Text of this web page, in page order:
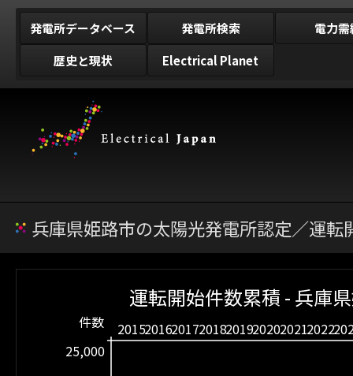
発電所データベース 発電所検索
電力需
歴史と現状
Electrical Planet
兵庫県姫路市の太陽光発電所認定／運転
20152016201720182019202020212022
25,000
件数
運転開始件数累積 - 兵庫